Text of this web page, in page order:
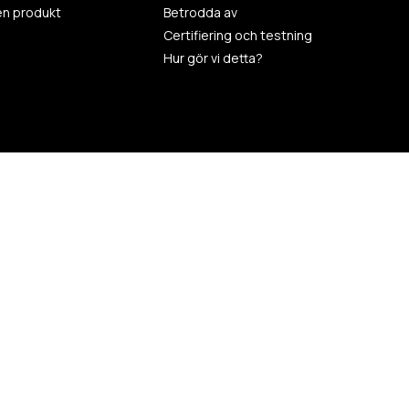
produkt
Betrodda av
Certifiering och testning
Hur gör vi detta?